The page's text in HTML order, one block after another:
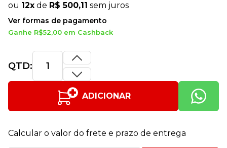
ou 12x de R$ 500,11 sem juros
Ver formas de pagamento
Ganhe R$52,00 em Cashback
QTD:
ADICIONAR
Calcular o valor do frete e prazo de entrega